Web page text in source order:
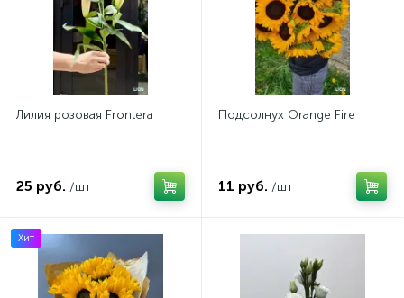
Лилия розовая Frontera
25 руб. /шт
Подсолнух Orange Fire
11 руб. /шт
Хит